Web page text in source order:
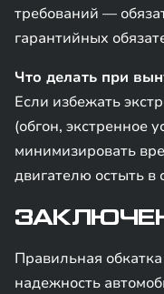
требований —
гарантийных
Что делать при
Если избежать
(обгон, экстренное
минимизировать
двигателю остыть
Правильная
надежность